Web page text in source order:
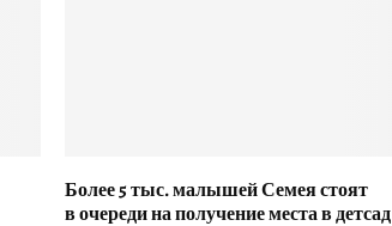
Более 5 тыс. малышей Семея стоят
в очереди на получение места в детсад